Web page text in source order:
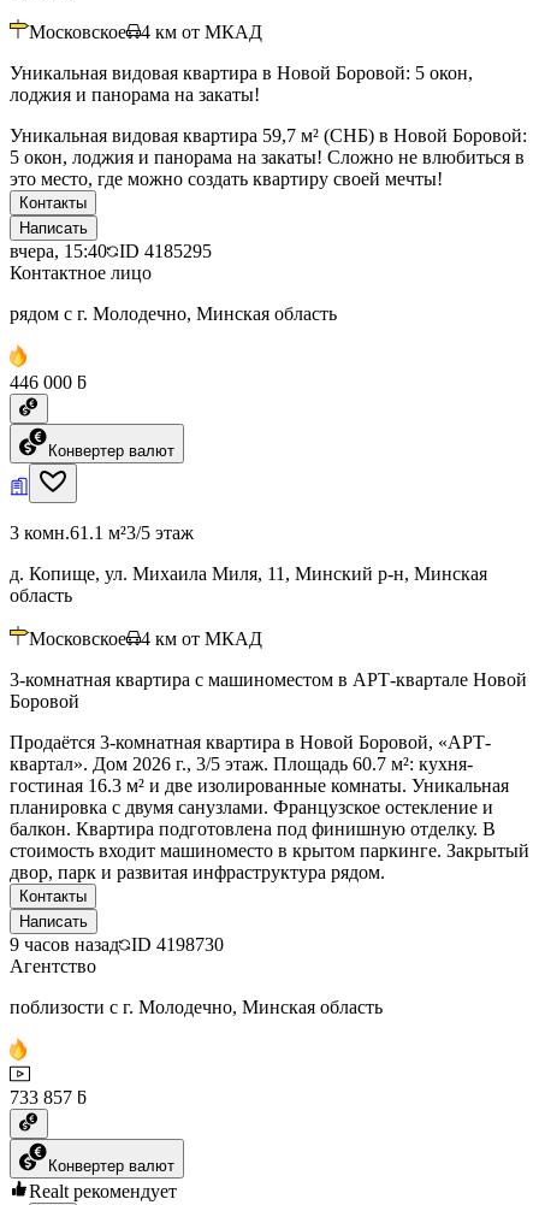
Московское 4 км от МКАД
Уникальная видовая квартира в Новой Боровой: 5 окон,
лоджия и панорама на закаты!
Уникальная видовая квартира 59,7 м² (СНБ) в Новой Боровой:
5 окон, лоджия и панорама на закаты! Сложно не влюбиться в
это место, где можно создать квартиру своей мечты!
Контакты
Написать
вчера, 15:40 ID 4185295
Контактное лицо
рядом с г. Молодечно, Минская область
446 000 ƃ
Конвертер валют
3 комн.61.1 м²3/5 этаж
д. Копище, ул. Михаила Миля, 11, Минский р-н, Минская
область
Московское 4 км от МКАД
3-комнатная квартира с машиноместом в АРТ-квартале Новой
Боровой
Продаётся 3-комнатная квартира в Новой Боровой, «АРТ-
квартал». Дом 2026 г., 3/5 этаж. Площадь 60.7 м²: кухня-
гостиная 16.3 м² и две изолированные комнаты. Уникальная
планировка с двумя санузлами. Французское остекление и
балкон. Квартира подготовлена под финишную отделку. В
стоимость входит машиноместо в крытом паркинге. Закрытый
двор, парк и развитая инфраструктура рядом.
Контакты
Написать
9 часов назад ID 4198730
Агентство
поблизости с г. Молодечно, Минская область
733 857 ƃ
Конвертер валют
Realt рекомендует